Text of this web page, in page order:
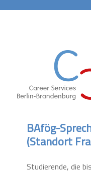
BAfög-
(Standort
Studierende, die